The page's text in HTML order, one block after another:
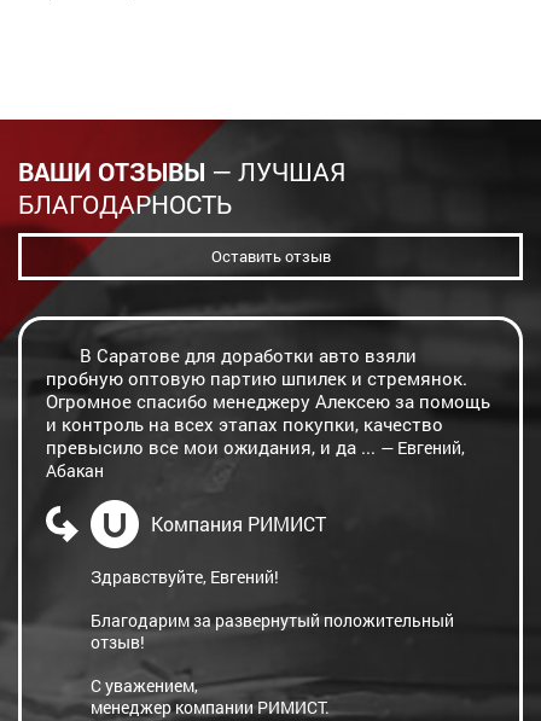
ВАШИ ОТЗЫВЫ — ЛУЧШАЯ
БЛАГОДАРНОСТЬ
Оставить отзыв
В Саратове для доработки авто взяли
пробную оптовую партию шпилек и стремянок.
Огромное спасибо менеджеру Алексею за помощь
и контроль на всех этапах покупки, качество
превысило все мои ожидания, и да ... — Евгений,
Абакан
Компания РИМИСТ
Здравствуйте, Евгений!
Благодарим за развернутый положительный
отзыв!
С уважением,
менеджер компании РИМИСТ.